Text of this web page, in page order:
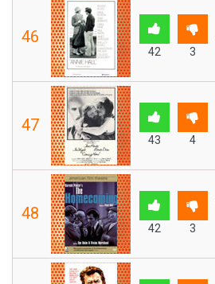
46
42 3
47
43 4
48
42 3